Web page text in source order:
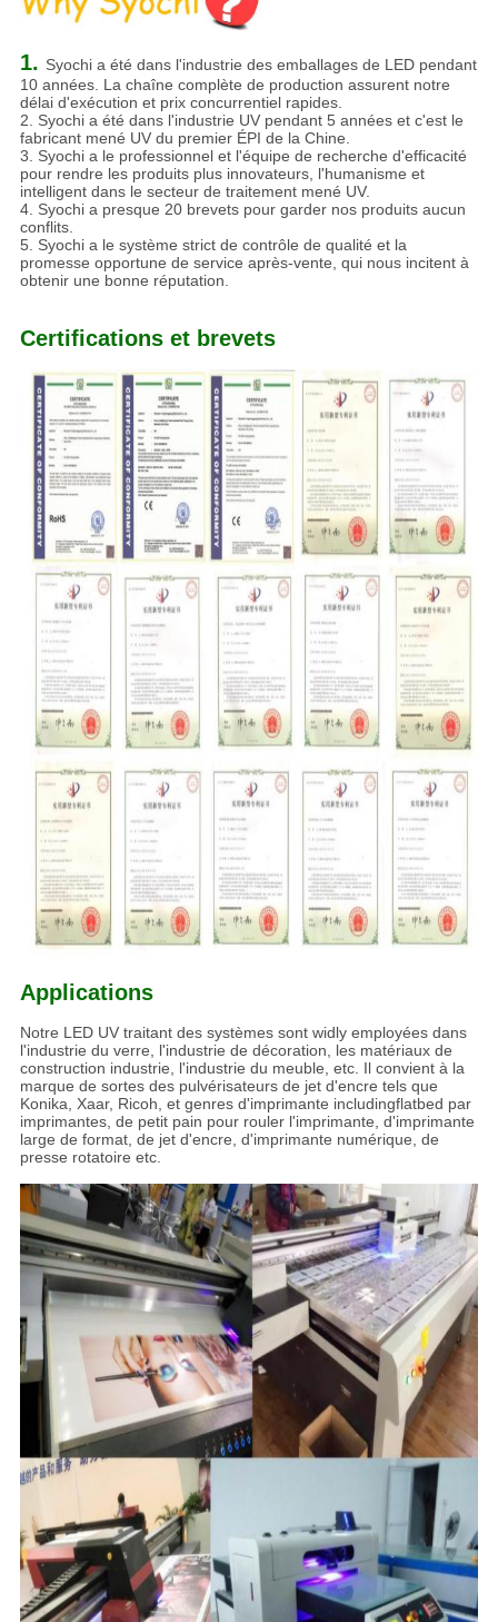
1. Syochi a été dans l'industrie des emballages de LED pendant
10 années. La chaîne complète de production assurent notre
délai d'exécution et prix concurrentiel rapides.
2. Syochi a été dans l'industrie UV pendant 5 années et c'est le
fabricant mené UV du premier ÉPI de la Chine.
3. Syochi a le professionnel et l'équipe de recherche d'efficacité
pour rendre les produits plus innovateurs, l'humanisme et
intelligent dans le secteur de traitement mené UV.
4. Syochi a presque 20 brevets pour garder nos produits aucun
conflits.
5. Syochi a le système strict de contrôle de qualité et la
promesse opportune de service après-vente, qui nous incitent à
obtenir une bonne réputation.
Certifications et brevets
Applications
Notre LED UV traitant des systèmes sont widly employées dans
l'industrie du verre, l'industrie de décoration, les matériaux de
construction industrie, l'industrie du meuble, etc. Il convient à la
marque de sortes des pulvérisateurs de jet d'encre tels que
Konika, Xaar, Ricoh, et genres d'imprimante includingflatbed par
imprimantes, de petit pain pour rouler l'imprimante, d'imprimante
large de format, de jet d'encre, d'imprimante numérique, de
presse rotatoire etc.